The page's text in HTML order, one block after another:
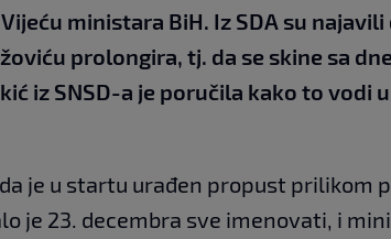
ministara BiH. Iz SDA su
prolongira, tj. da se skine sa
iz SNSD-a je poručila kako to vodi
je u startu urađen propust prilikom
je 23. decembra sve imenovati, i